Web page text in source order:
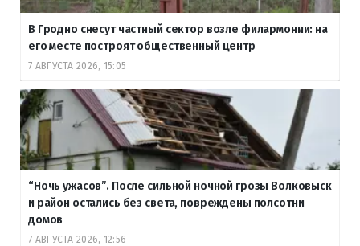
В Гродно снесут частный сектор возле филармонии: на
его месте построят общественный центр
7 АВГУСТА 2026, 15:05
“Ночь ужасов”. После сильной ночной грозы Волковыск
и район остались без света, повреждены полсотни
домов
7 АВГУСТА 2026, 12:56